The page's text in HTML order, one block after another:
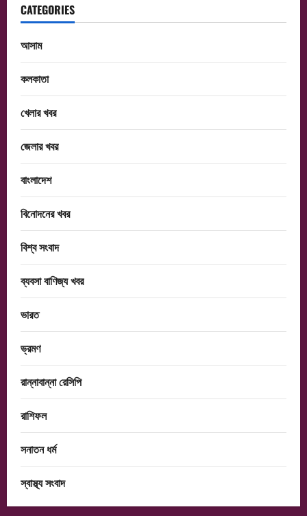
CATEGORIES
আসাম
কলকাতা
খেলার খবর
জেলার খবর
বাংলাদেশ
বিনোদনের খবর
বিশ্ব সংবাদ
ব্যবসা বাণিজ্য খবর
ভারত
ভ্রমণ
রান্নাবান্না রেসিপি
রাশিফল
সনাতন ধর্ম
স্বাস্থ্য সংবাদ